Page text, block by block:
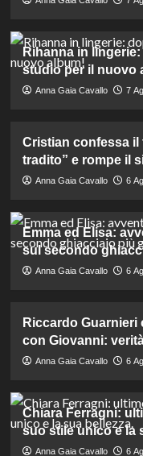
Rihanna in
studio per il nuovo
Anna Gaia Cavallo 7
Cristian confessa il
tradito” e rompe il
Anna Gaia Cavallo 6
Emma ed Elisa:
sul secondo
Anna Gaia Cavallo 6
Riccardo
con Giovanni:
Anna Gaia Cavallo 6
Chiara Ferragni:
suo stile unico e la
Anna Gaia Cavallo 6